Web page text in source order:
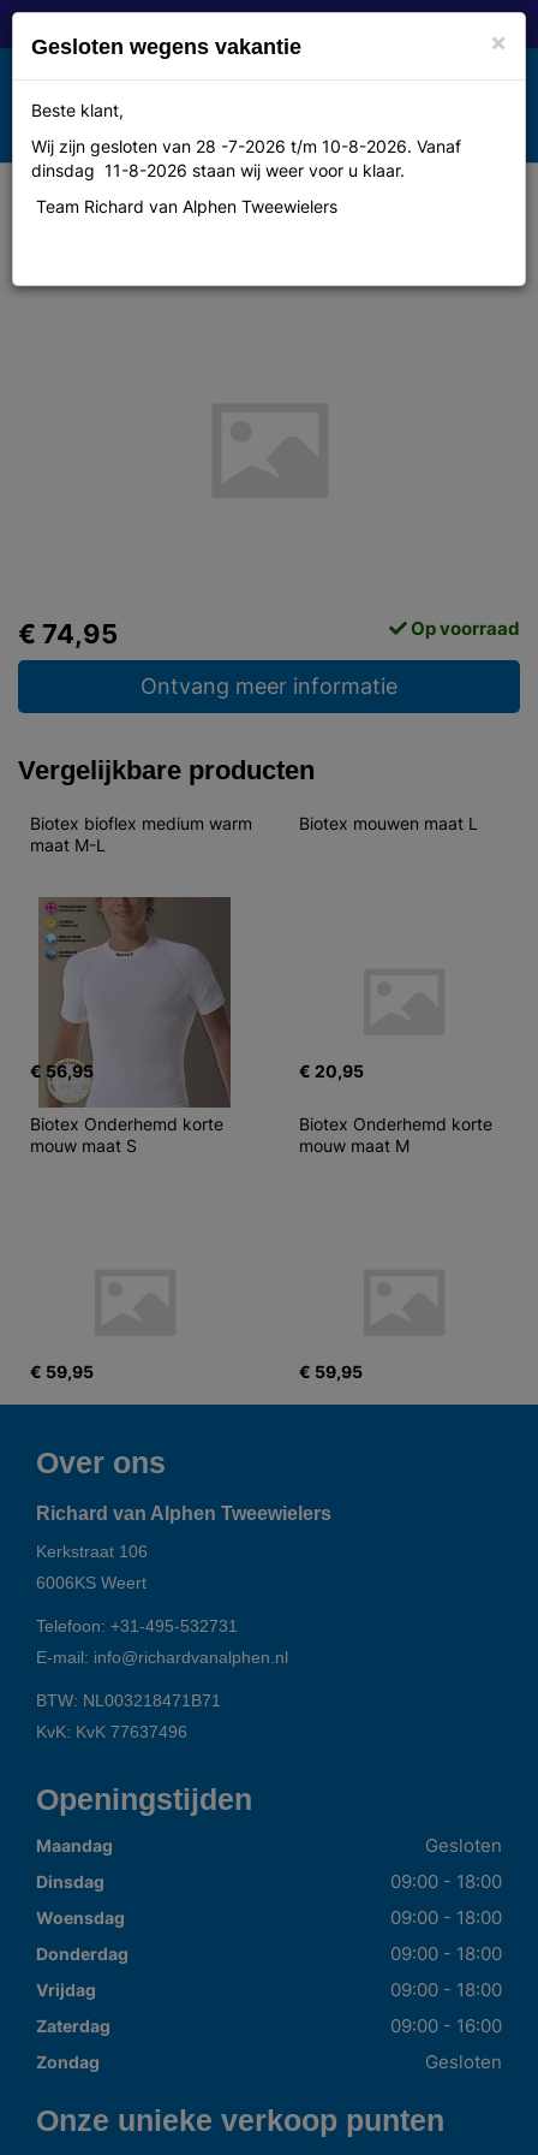
Toggle
navigation
MENU
Biotex Warm hightech
€ 74,95 Op voorraad
Ontvang meer informatie
Vergelijkbare producten
Biotex bioflex medium warm
maat M-L
€ 56,95
Biotex mouwen maat L
€ 20,95
Biotex Onderhemd korte
mouw maat S
€ 59,95
Biotex Onderhemd korte
mouw maat M
€ 59,95
Over ons
Richard van Alphen Tweewielers
Kerkstraat 106
6006KS Weert
Telefoon: +31-495-532731
E-mail: info@richardvanalphen.nl
BTW: NL003218471B71
KvK: KvK 77637496
Openingstijden
Maandag Gesloten
Dinsdag 09:00 - 18:00
Woensdag 09:00 - 18:00
Donderdag 09:00 - 18:00
Vrijdag 09:00 - 18:00
Zaterdag 09:00 - 16:00
Zondag Gesloten
Onze unieke verkoop punten
×
Gesloten wegens vakantie
Beste klant,
Wij zijn gesloten van 28 -7-2026 t/m 10-8-2026. Vanaf
dinsdag 11-8-2026 staan wij weer voor u klaar.
Team Richard van Alphen Tweewielers